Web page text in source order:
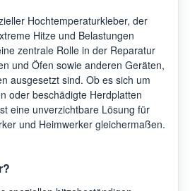
Hochtemperaturkleber, der
Hitze und Belastungen
zentrale Rolle in der Reparatur
und Öfen sowie anderen Geräten,
ausgesetzt sind. Ob es sich um
oder beschädigte Herdplatten
eine unverzichtbare Lösung für
und Heimwerker gleichermaßen.